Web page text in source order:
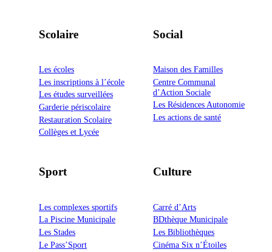
Scolaire
Les écoles
Les inscriptions à l’école
Les études surveillées
Garderie périscolaire
Restauration Scolaire
Collèges et Lycée
Social
Maison des Familles
Centre Communal
d’Action Sociale
Les Résidences Autonomie
Les actions de santé
Sport
Les complexes sportifs
La Piscine Municipale
Les Stades
Le Pass’Sport
Culture
Carré d’Arts
BDthèque Municipale
Les Bibliothèques
Cinéma Six n’Étoiles